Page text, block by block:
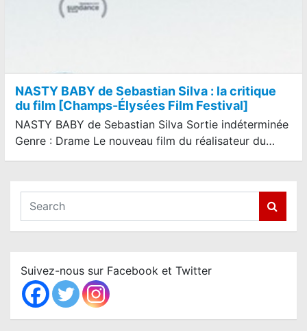
NASTY BABY de Sebastian Silva : la critique
du film [Champs-Élysées Film Festival]
NASTY BABY de Sebastian Silva Sortie indéterminée
Genre : Drame Le nouveau film du réalisateur du…
a
c
h
Suivez-nous sur Facebook et Twitter